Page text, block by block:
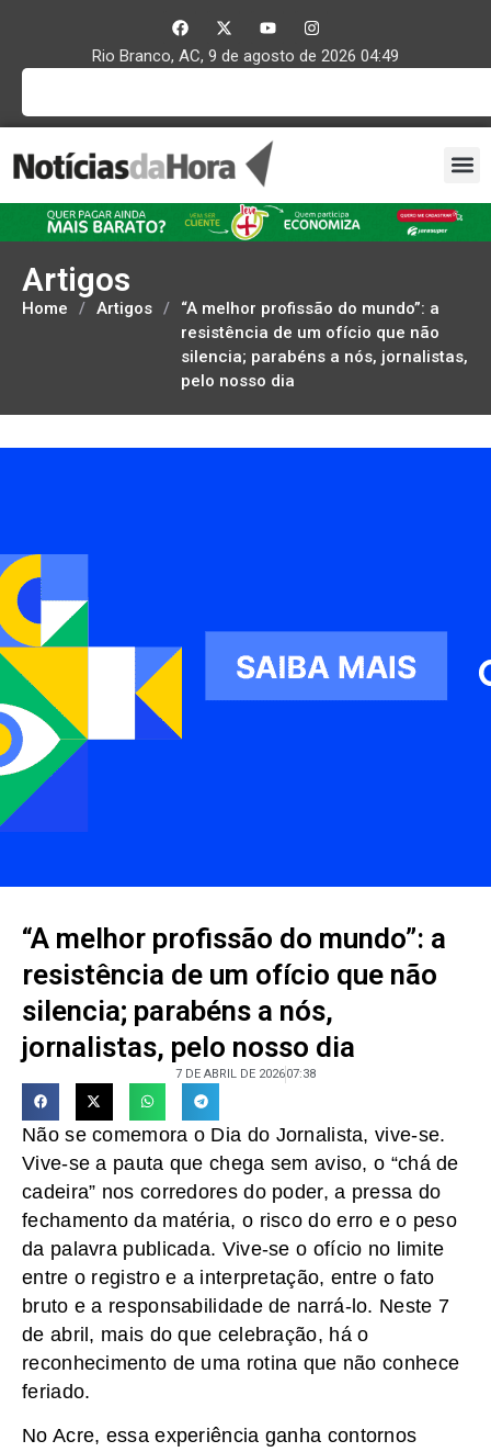
Rio Branco, AC, 9 de agosto de 2026 04:49
Artigos
Home / Artigos /
“A melhor profissão do mundo”: a
resistência de um ofício que não
silencia; parabéns a nós, jornalistas,
pelo nosso dia
“A melhor profissão do mundo”: a
resistência de um ofício que não
silencia; parabéns a nós,
jornalistas, pelo nosso dia
7 DE ABRIL DE 202607:38
Não se comemora o Dia do Jornalista, vive-se.
Vive-se a pauta que chega sem aviso, o “chá de
cadeira” nos corredores do poder, a pressa do
fechamento da matéria, o risco do erro e o peso
da palavra publicada. Vive-se o ofício no limite
entre o registro e a interpretação, entre o fato
bruto e a responsabilidade de narrá-lo. Neste 7
de abril, mais do que celebração, há o
reconhecimento de uma rotina que não conhece
feriado.
No Acre, essa experiência ganha contornos